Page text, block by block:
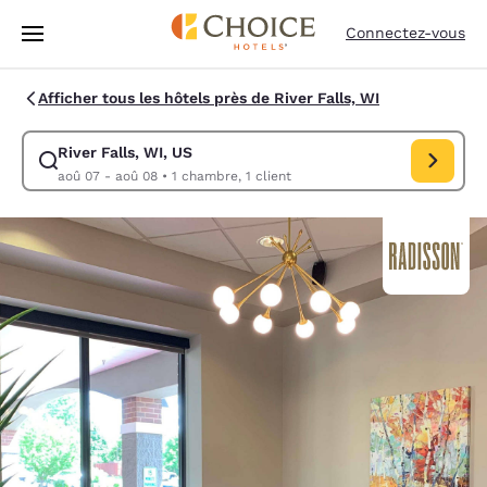
Passer à Contenu Principal
Connectez-vous
Afficher tous les hôtels près de River Falls, WI
River Falls, WI, US
aoû 07 - aoû 08• 1 chambre, 1 client
Modifiez la recherche pour River Falls, WI, US. Date d’arrivée aoû 07,